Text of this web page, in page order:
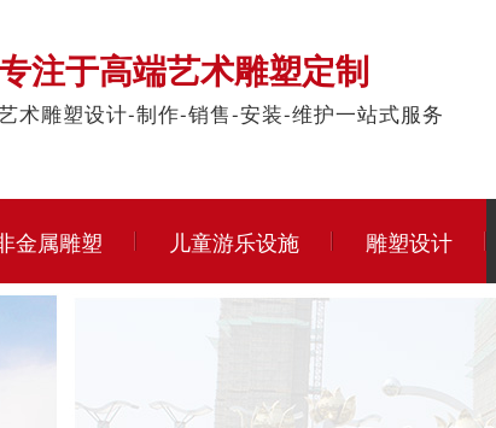
注于高端艺术雕塑定制
术雕塑设计-制作-销售-安装-维护一站式服务
金属雕塑 儿童游乐设施 雕塑设计